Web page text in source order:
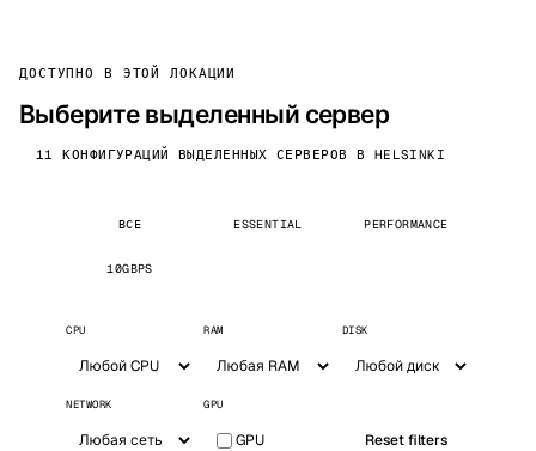
ДОСТУПНО В ЭТОЙ ЛОКАЦИИ
Выберите выделенный сервер
11 КОНФИГУРАЦИЙ ВЫДЕЛЕННЫХ СЕРВЕРОВ В HELSINKI
ВСЕ ESSENTIAL PERFORMANCE
10GBPS
CPU RAM DISK
NETWORK GPU
GPU Reset filters